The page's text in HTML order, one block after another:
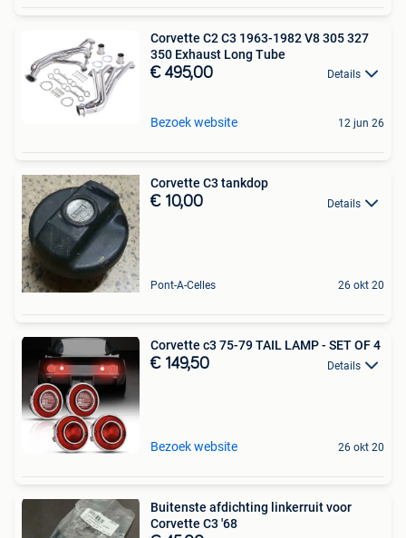
Corvette C2 C3 1963-1982 V8 305 327
350 Exhaust Long Tube
€ 495,00 Details
Bezoek website 12 jun 26
Corvette C3 tankdop
€ 10,00 Details
Pont-A-Celles 26 okt 20
Corvette c3 75-79 TAIL LAMP - SET OF 4
€ 149,50 Details
Bezoek website 26 okt 20
Buitenste afdichting linkerruit voor
Corvette C3 '68